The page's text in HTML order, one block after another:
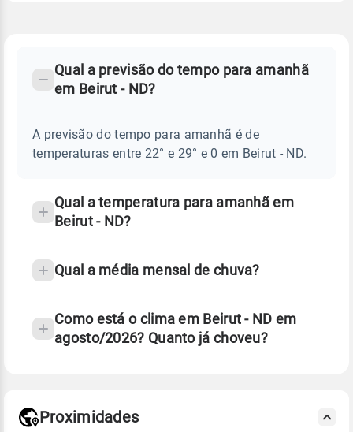
Perguntas
sobre
chuva
temperatura
Qual a previsão do tempo para amanhã
em Beirut - ND?
A previsão do tempo para amanhã é de
temperaturas entre 22° e 29° e 0 em Beirut - ND.
Qual a temperatura para amanhã em
Beirut - ND?
Qual a média mensal de chuva?
Como está o clima em Beirut - ND em
agosto/2026? Quanto já choveu?
Proximidades